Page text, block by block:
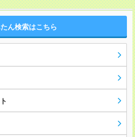
ん検索はこちら